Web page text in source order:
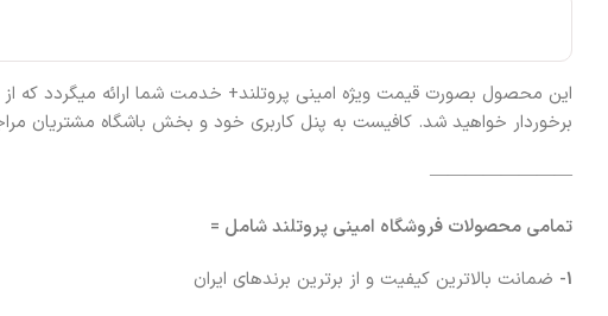
این محصول بصورت قیمت ویژه امینی پروتلند+ خدمت شما ارائه میگردد که از
برخوردار خواهید شد. کافیست به پنل کاربری خود و بخش باشگاه مشتریان
————————
تمامی محصولات فروشگاه امینی پروتلند شامل =
1- ضمانت بالاترین کیفیت و از برترین برندهای ایران